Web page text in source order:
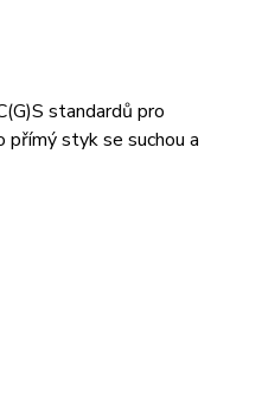
standardů pro
přímý styk se suchou a